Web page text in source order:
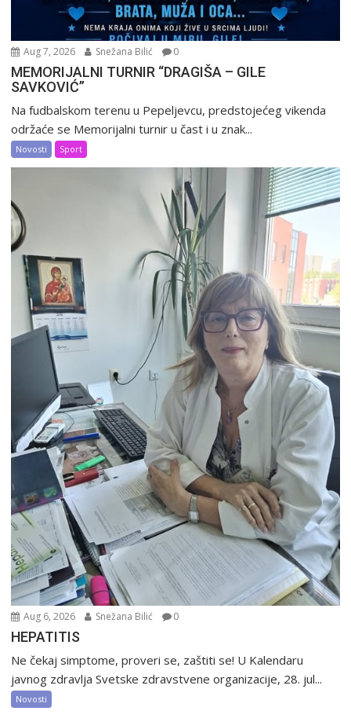
Aug 7, 2026 Snežana Bilić 0
MEMORIJALNI TURNIR “DRAGIŠA – GILE
SAVKOVIĆ”
Na fudbalskom terenu u Pepeljevcu, predstojećeg vikenda
održaće se Memorijalni turnir u čast i u znak...
Novosti Sport
Aug 6, 2026 Snežana Bilić 0
HEPATITIS
Ne čekaj simptome, proveri se, zaštiti se! U Kalendaru
javnog zdravlja Svetske zdravstvene organizacije, 28. jul...
Novosti